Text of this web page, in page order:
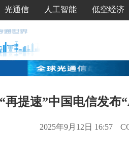
光通信 人工智能 低空经济
再提速”中国电信发布
2025年9月12日 16:57